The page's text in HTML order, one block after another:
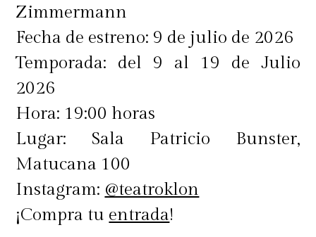
Zimmermann
Fecha de estreno: 9 de julio de 2026
Temporada: del 9 al 19 de Julio
2026
Hora: 19:00 horas
Lugar: Sala Patricio Bunster,
Matucana 100
Instagram: @teatroklon
¡Compra tu entrada!